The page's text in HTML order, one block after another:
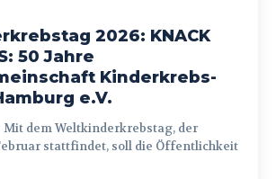
2026: KNACK
50 Jahre
Kinderkrebs-
e.V.
stattfindet, soll die Öffentlichkeit